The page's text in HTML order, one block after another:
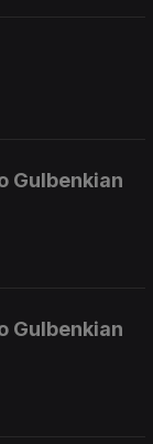
Gulbenkian
Gulbenkian